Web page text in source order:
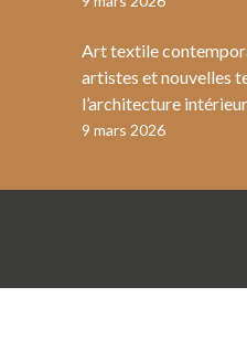
Art textile
artistes et nouvelles
l’architecture
9 mars 2026